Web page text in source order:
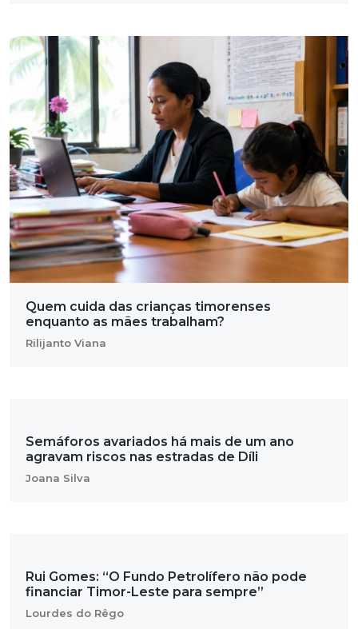
Quem cuida das crianças timorenses
enquanto as mães trabalham?
Rilijanto Viana
Semáforos avariados há mais de um ano
agravam riscos nas estradas de Díli
Joana Silva
Rui Gomes: “O Fundo Petrolífero não pode
financiar Timor-Leste para sempre”
Lourdes do Rêgo